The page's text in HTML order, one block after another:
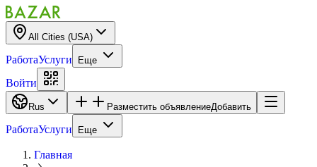
All Cities (USA)
РаботаУслуги Еще
Войти
Rus Разместить объявлениеДобавить
РаботаУслуги Еще
Главная